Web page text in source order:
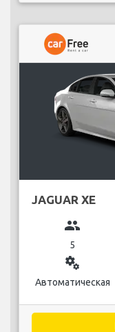
JAGUAR XE
group
5
miscellaneous_services
Автоматическая